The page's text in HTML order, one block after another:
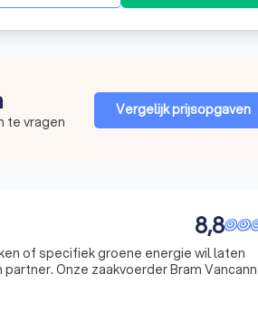
te vragen
Vergelijk prijsopgaven
8,8
of specifiek groene energie wil laten
Onze zaakvoerder Bram